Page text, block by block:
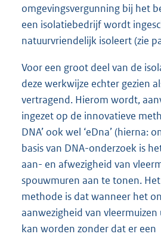
omgevingsvergunning bij het
een isolatiebedrijf wordt
natuurvriendelijk isoleert (zie
Voor een groot deel van de
deze werkwijze echter gezien
vertragend. Hierom wordt,
ingezet op de innovatieve
DNA’ ook wel ‘eDna’ (hierna:
basis van DNA-onderzoek is
aan- en afwezigheid van
spouwmuren aan te tonen.
methode is dat wanneer het
aanwezigheid van
kan worden zonder dat er een